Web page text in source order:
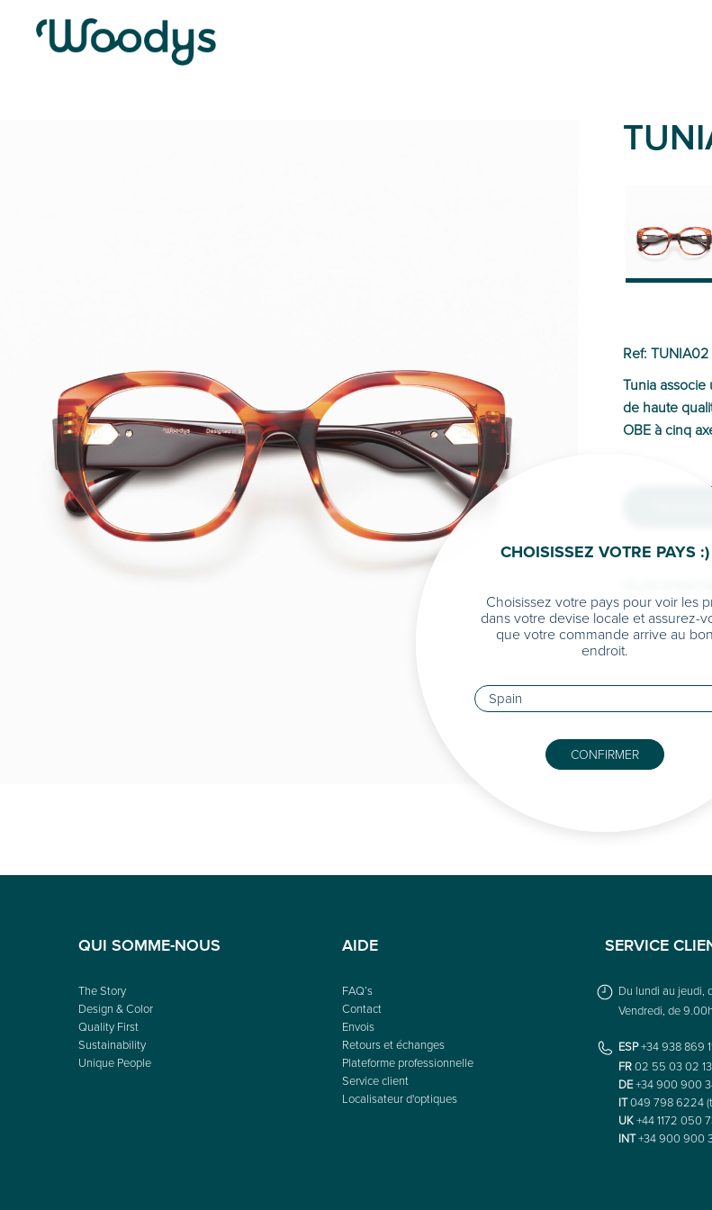
Ref: TUNIA02
Tunia
de haute
OBE à cinq
PLUS
QUI SOMME-NOUS
The Story
Design & Color
Quality First
Sustainability
Unique People
AIDE
FAQ’s
Contact
Envois
Retours et échanges
Plateforme professionnelle
Service client
Localisateur d'optiques
SERVICE
Du lundi au jeudi,
Vendredi, de
ESP+34 938 869
FR02 55 03 02
DE+34 900 900
IT049 798 6224
UK+44 1172 050
INT+34 900 900
CHOISISSEZ VOTRE PAYS :)
Choisissez votre pays pour voir les
dans votre devise locale et assurez-
que votre commande arrive au bon
endroit.
CONFIRMER